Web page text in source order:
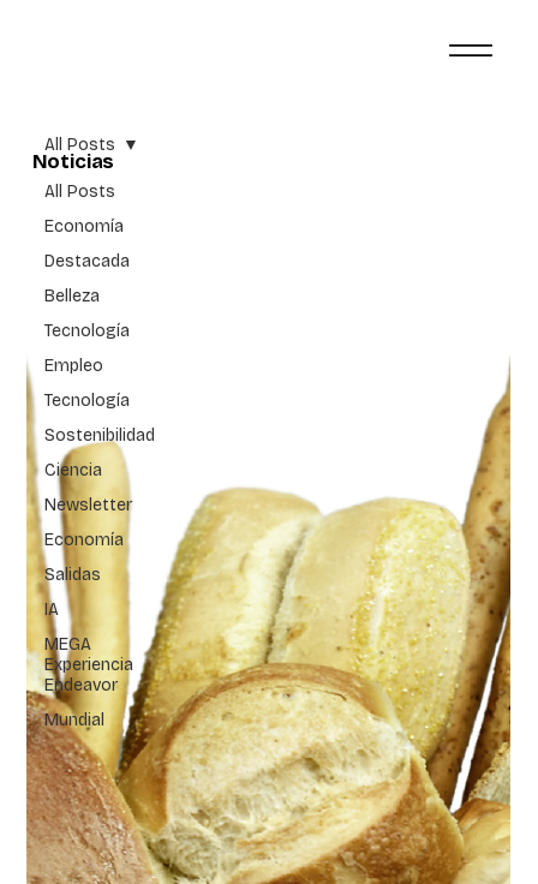
All Posts
Economía
Destacada
Belleza
Tecnología
Empleo
Tecnología
Sostenibilidad
Ciencia
Newsletter
Economía
Salidas
IA
MEGA
Experiencia
Endeavor
Mundial
All Posts
Noticias